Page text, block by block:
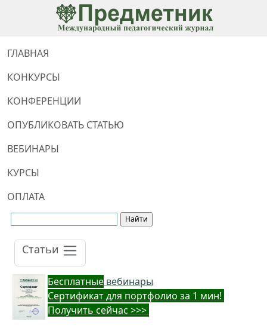
ГЛАВНАЯ
КОНКУРСЫ
КОНФЕРЕНЦИИ
ОПУБЛИКОВАТЬ СТАТЬЮ
ВЕБИНАРЫ
КУРСЫ
ОПЛАТА
Статьи
Бесплатные вебинары
Cертификат для портфолио за 1 мин!
Получить сейчас >>>